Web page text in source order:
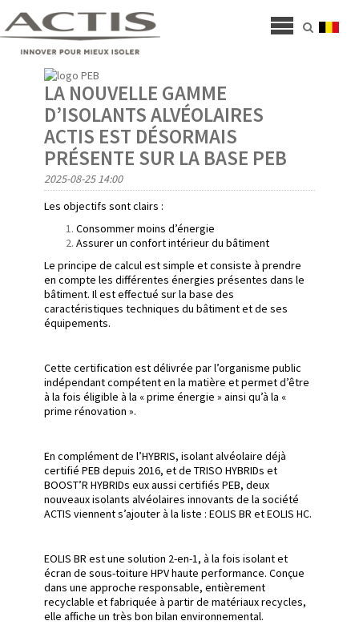
LA NOUVELLE GAMME
D’ISOLANTS ALVÉOLAIRES
ACTIS EST DÉSORMAIS
PRÉSENTE SUR LA BASE PEB
2025-08-25 14:00
Les objectifs sont clairs :
Consommer moins d’énergie
Assurer un confort intérieur du bâtiment
Le principe de calcul est simple et consiste à prendre
en compte les différentes énergies présentes dans le
bâtiment. Il est effectué sur la base des
caractéristiques techniques du bâtiment et de ses
équipements.
Cette certification est délivrée par l’organisme public
indépendant compétent en la matière et permet d’être
à la fois éligible à la « prime énergie » ainsi qu’à la «
prime rénovation ».
En complément de l’HYBRIS, isolant alvéolaire déjà
certifié PEB depuis 2016, et de TRISO HYBRIDs et
BOOST’R HYBRIDs eux aussi certifiés PEB, deux
nouveaux isolants alvéolaires innovants de la société
ACTIS viennent s’ajouter à la liste : EOLIS BR et EOLIS HC.
EOLIS BR est une solution 2-en-1, à la fois isolant et
écran de sous-toiture HPV haute performance. Conçue
dans une approche responsable, entièrement
recyclable et fabriquée à partir de matériaux recycles,
elle affiche un très bon bilan environnemental.